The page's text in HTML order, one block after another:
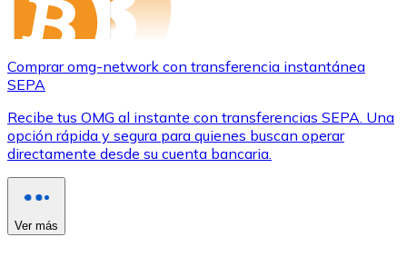
Comprar omg-network con transferencia instantánea
SEPA
Recibe tus OMG al instante con transferencias SEPA. Una
opción rápida y segura para quienes buscan operar
directamente desde su cuenta bancaria.
Ver más